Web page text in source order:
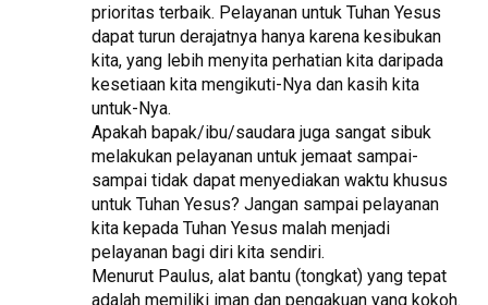
prioritas terbaik. Pelayanan untuk Tuhan Yesus
dapat turun derajatnya hanya karena kesibukan
kita, yang lebih menyita perhatian kita daripada
kesetiaan kita mengikuti-Nya dan kasih kita
untuk-Nya.
Apakah bapak/ibu/saudara juga sangat sibuk
melakukan pelayanan untuk jemaat sampai-
sampai tidak dapat menyediakan waktu khusus
untuk Tuhan Yesus? Jangan sampai pelayanan
kita kepada Tuhan Yesus malah menjadi
pelayanan bagi diri kita sendiri.
Menurut Paulus, alat bantu (tongkat) yang tepat
adalah memiliki iman dan pengakuan yang kokoh.